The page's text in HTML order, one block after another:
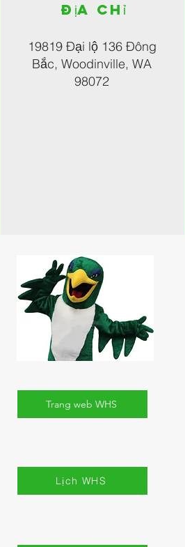
Địa chỉ
19819 Đại lộ 136 Đông
Bắc, Woodinville, WA
98072
Trang web WHS
Lịch WHS